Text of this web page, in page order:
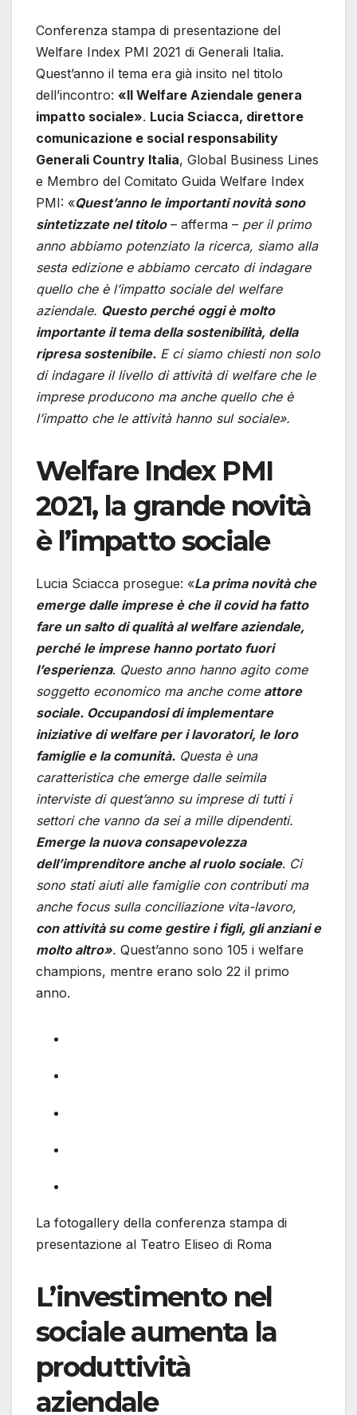
Conferenza stampa di presentazione del
Welfare Index PMI 2021 di Generali Italia.
Quest’anno il tema era già insito nel titolo
dell’incontro: «Il Welfare Aziendale genera
impatto sociale». Lucia Sciacca, direttore
comunicazione e social responsability
Generali Country Italia, Global Business Lines
e Membro del Comitato Guida Welfare Index
PMI: «Quest’anno le importanti novità sono
sintetizzate nel titolo– afferma – per il primo
anno abbiamo potenziato la ricerca, siamo alla
sesta edizione e abbiamo cercato di indagare
quello che è l’impatto sociale del welfare
aziendale. Questo perché oggi è molto
importante il tema della sostenibilità, della
ripresa sostenibile. E ci siamo chiesti non solo
di indagare il livello di attività di welfare che le
imprese producono ma anche quello che è
l’impatto che le attività hanno sul sociale».
Welfare Index PMI
2021, la grande novità
è l’impatto sociale
Lucia Sciacca prosegue: «La prima novità che
emerge dalle imprese è che il covid ha fatto
fare un salto di qualità al welfare aziendale,
perché le imprese hanno portato fuori
l’esperienza. Questo anno hanno agito come
soggetto economico ma anche come attore
sociale. Occupandosi di implementare
iniziative di welfare per i lavoratori, le loro
famiglie e la comunità. Questa è una
caratteristica che emerge dalle seimila
interviste di quest’anno su imprese di tutti i
settori che vanno da sei a mille dipendenti.
Emerge la nuova consapevolezza
dell’imprenditore anche al ruolo sociale. Ci
sono stati aiuti alle famiglie con contributi ma
anche focus sulla conciliazione vita-lavoro,
con attività su come gestire i figli, gli anziani e
molto altro». Quest’anno sono 105 i welfare
champions, mentre erano solo 22 il primo
anno.
La fotogallery della conferenza stampa di
presentazione al Teatro Eliseo di Roma
L’investimento nel
sociale aumenta la
produttività
aziendale